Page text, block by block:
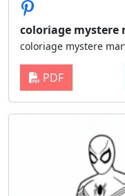
coloriage mystere
coloriage mystere
PDF